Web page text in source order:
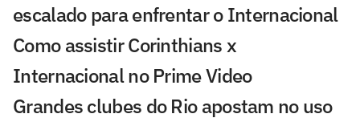
escalado para enfrentar o Internacional
Como assistir Corinthians x
Internacional no Prime Video
Grandes clubes do Rio apostam no uso